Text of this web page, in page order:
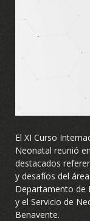
El XI Curso
Neonatal reunió
destacados
y desafíos del
Departamento de
y el Servicio de
Benavente.